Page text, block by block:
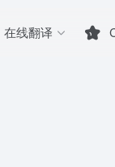
在线翻译